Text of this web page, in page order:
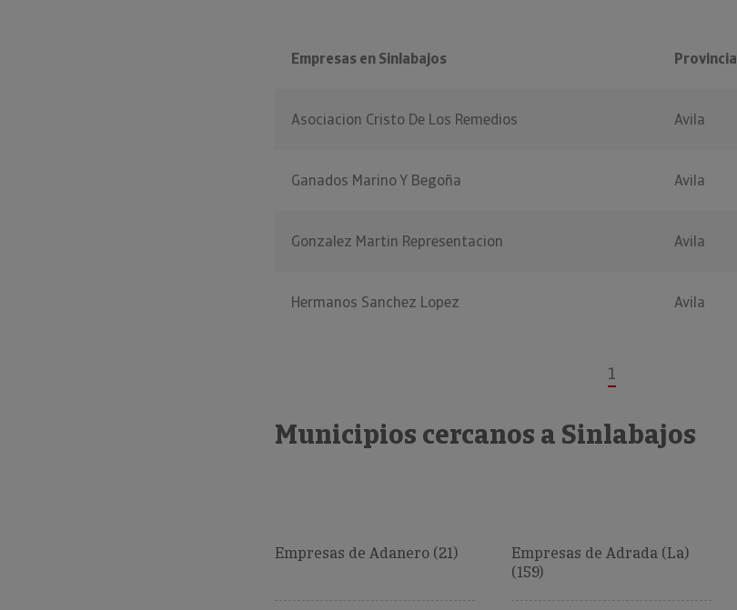
Empresas en Sinlabajos Provincia
Asociacion Cristo De Los Remedios Avila
Ganados Marino Y Begoña Avila
Gonzalez Martin Representacion Avila
Hermanos Sanchez Lopez Avila
1
Municipios cercanos a Sinlabajos
Empresas de Adanero (21)
Empresas de Adrada (La)
(159)